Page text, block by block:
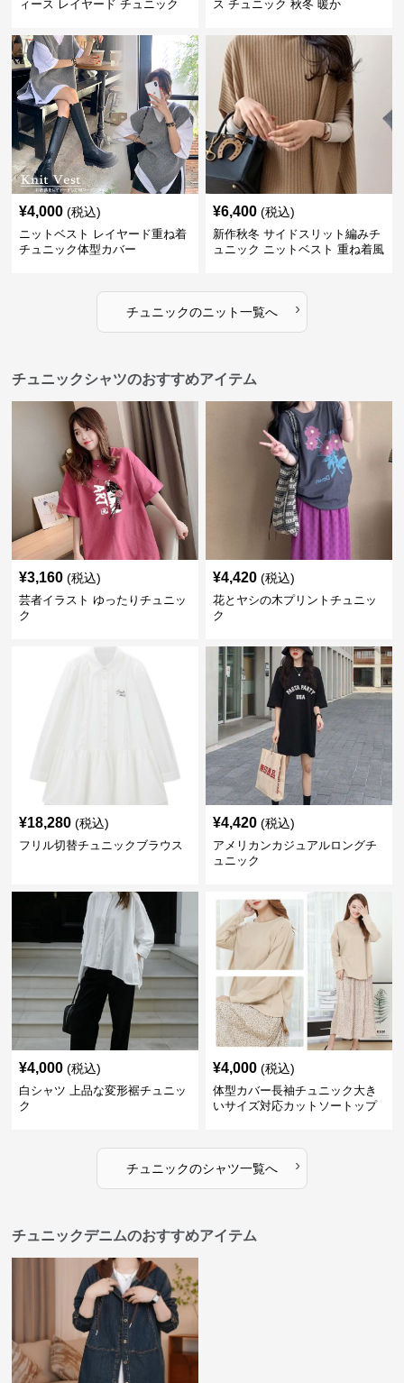
ィース レイヤード チュニック ス チュニック 秋冬 暖か
¥4,000 (税込)
ニットベスト レイヤード重ね着
チュニック体型カバー
¥6,400 (税込)
新作秋冬 サイドスリット編みチ
ュニック ニットベスト 重ね着風
チュニックのニット一覧へ ›
チュニックシャツのおすすめアイテム
¥3,160 (税込)
芸者イラスト ゆったりチュニッ
ク
¥4,420 (税込)
花とヤシの木プリントチュニッ
ク
¥18,280 (税込)
フリル切替チュニックブラウス
¥4,420 (税込)
アメリカンカジュアルロングチ
ュニック
¥4,000 (税込)
白シャツ 上品な変形裾チュニッ
ク
¥4,000 (税込)
体型カバー長袖チュニック大き
いサイズ対応カットソートップ
チュニックのシャツ一覧へ ›
チュニックデニムのおすすめアイテム